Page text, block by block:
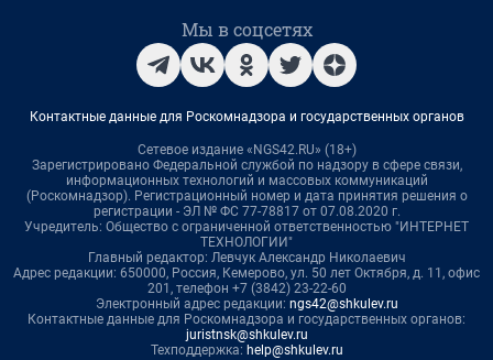
Мы в соцсетях
Контактные данные для Роскомнадзора и государственных органов
Сетевое издание «NGS42.RU» (18+)
Зарегистрировано Федеральной службой по надзору в сфере связи,
информационных технологий и массовых коммуникаций
(Роскомнадзор). Регистрационный номер и дата принятия решения о
регистрации - ЭЛ № ФС 77-78817 от 07.08.2020 г.
Учредитель: Общество с ограниченной ответственностью "ИНТЕРНЕТ
ТЕХНОЛОГИИ"
Главный редактор: Левчук Александр Николаевич
Адрес редакции: 650000, Россия, Кемерово, ул. 50 лет Октября, д. 11, офис
201, телефон +7 (3842) 23-22-60
Электронный адрес редакции: ngs42@shkulev.ru
Контактные данные для Роскомнадзора и государственных органов:
juristnsk@shkulev.ru
Техподдержка: help@shkulev.ru